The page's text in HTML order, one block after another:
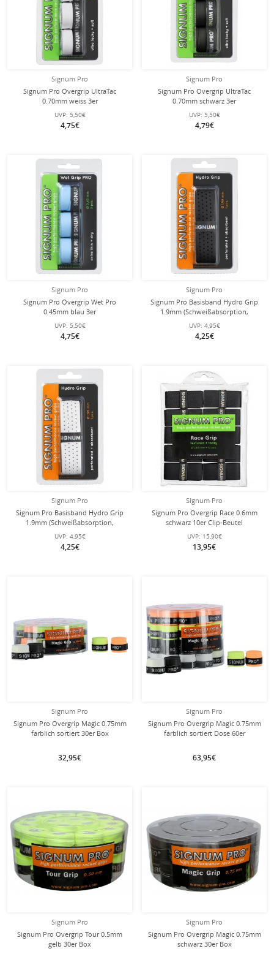
Signum Pro
Signum Pro Overgrip UltraTac
0.70mm weiss 3er
UVP: 5,50€
4,75€
Signum Pro
Signum Pro Overgrip UltraTac
0.70mm schwarz 3er
UVP: 5,50€
4,79€
Signum Pro
Signum Pro Overgrip Wet Pro
0.45mm blau 3er
UVP: 5,50€
4,75€
Signum Pro
Signum Pro Basisband Hydro Grip
1.9mm (Schweißabsorption,
perforiert) schwarz - 1 Stück
UVP: 4,95€
4,25€
Signum Pro
Signum Pro Basisband Hydro Grip
1.9mm (Schweißabsorption,
perforiert) weiss - 1 Stück
UVP: 4,95€
4,25€
Signum Pro
Signum Pro Overgrip Race 0.6mm
schwarz 10er Clip-Beutel
UVP: 15,90€
13,95€
Signum Pro
Signum Pro Overgrip Magic 0.75mm
farblich sortiert 30er Box
32,95€
Signum Pro
Signum Pro Overgrip Magic 0.75mm
farblich sortiert Dose 60er
63,95€
Signum Pro
Signum Pro Overgrip Tour 0.5mm
gelb 30er Box
Signum Pro
Signum Pro Overgrip Magic 0.75mm
schwarz 30er Box